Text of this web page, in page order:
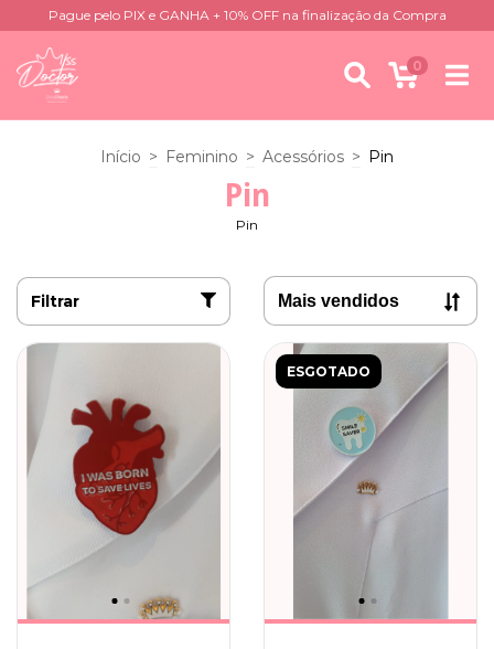
Pague pelo PIX e GANHA + 10% OFF na finalização da Compra
0
Início > Feminino > Acessórios > Pin
Pin
Pin
Filtrar
ESGOTADO